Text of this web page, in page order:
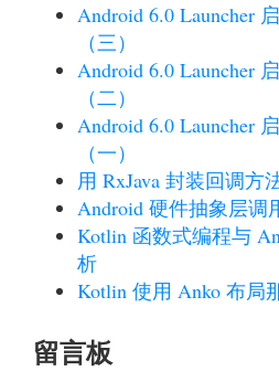
Android 6.0 Launcher
（三）
Android 6.0 Launcher
（二）
Android 6.0 Launcher
（一）
用 RxJava 封装回调方
Android 硬件抽象层调
Kotlin 函数式编程与
析
Kotlin 使用 Anko 布局
留言板